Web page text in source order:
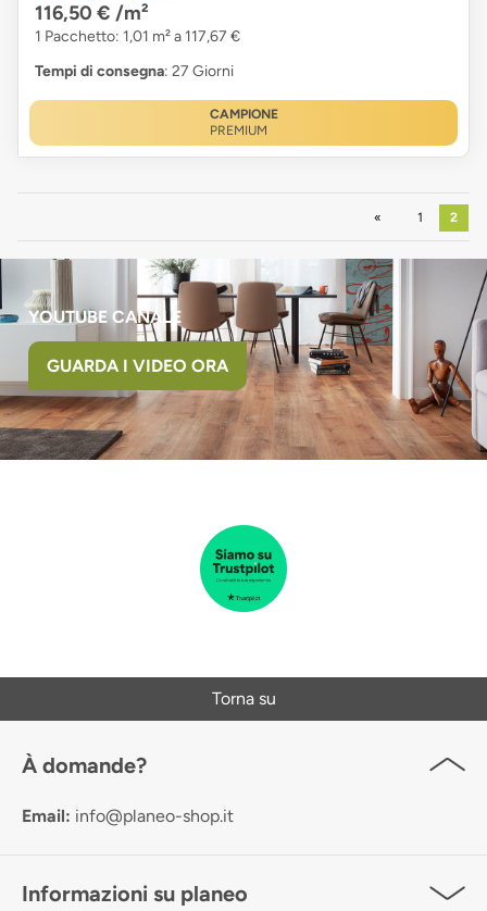
116,50 € /m²
1 Pacchetto: 1,01 m² a 117,67 €
Tempi di consegna: 27 Giorni
CAMPIONE
PREMIUM
Precedente
1 2
YOUTUBE CANALE
GUARDA I VIDEO ORA
Torna su
À domande?
Email: info@planeo-shop.it
Informazioni su planeo